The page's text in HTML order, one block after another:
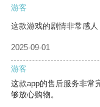
游客
这款游戏的剧情非常感人
2025-09-01
游客
这款app的售后服务非常
够放心购物。